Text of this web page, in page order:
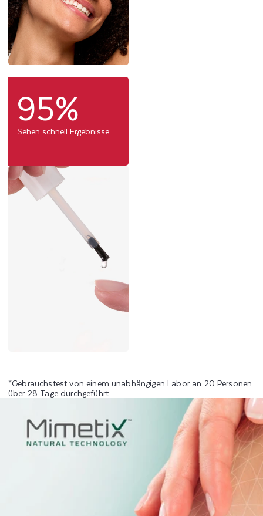
95%
Sehen schnell Ergebnisse
*Gebrauchstest von einem unabhängigen Labor an 20 Personen
über 28 Tage durchgeführt